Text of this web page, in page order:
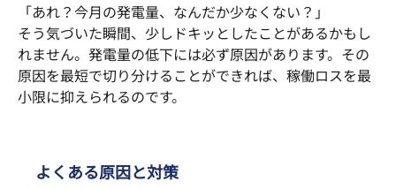
「あれ？今月の発電量、なんだか少なくない？」
そう気づいた瞬間、少しドキッとしたことがあるかもし
れません。発電量の低下には必ず原因があります。その
原因を最短で切り分けることができれば、稼働ロスを最
小限に抑えられるのです。
よくある原因と対策